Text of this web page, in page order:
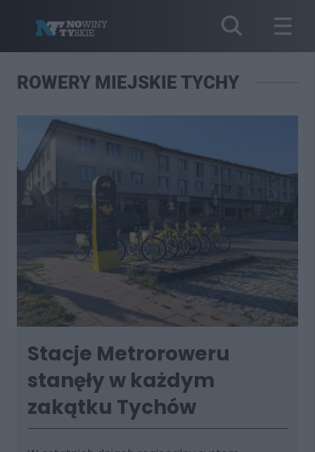
ROWERY MIEJSKIE TYCHY
Stacje Metroroweru
stanęły w każdym
zakątku Tychów